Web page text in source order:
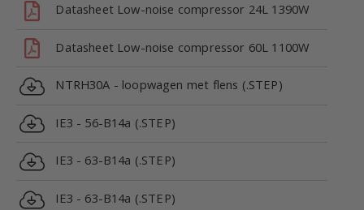
Datasheet Low-noise compressor 24L 1390W
Datasheet Low-noise compressor 60L 1100W
NTRH30A - loopwagen met flens (.STEP)
IE3 - 56-B14a (.STEP)
IE3 - 63-B14a (.STEP)
IE3 - 63-B14a (.STEP)